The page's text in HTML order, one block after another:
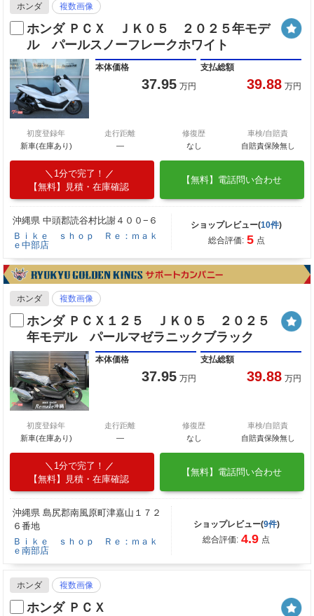
ホンダ 複数画像
ホンダ ＰＣＸ ＪＫ０５ ２０２５年モデ
ル パールスノーフレークホワイト
本体価格
37.95 万円
支払総額
39.88 万円
初度登録年
新車(在庫あり)
走行距離
―
修復歴
なし
車検/自賠責
自賠責保険無し
1分で完了！
【無料】見積・在庫確認
【無料】電話問い合わせ
沖縄県 中頭郡読谷村比謝４００−６
Ｂｉｋｅ ｓｈｏｐ Ｒｅ：ｍａｋ
ｅ中部店
ショップレビュー(10件)
総合評価: 5 点
ホンダ 複数画像
ホンダ ＰＣＸ１２５ ＪＫ０５ ２０２５
年モデル パールマゼラニックブラック
本体価格
37.95 万円
支払総額
39.88 万円
初度登録年
新車(在庫あり)
走行距離
―
修復歴
なし
車検/自賠責
自賠責保険無し
1分で完了！
【無料】見積・在庫確認
【無料】電話問い合わせ
沖縄県 島尻郡南風原町津嘉山１７２
６番地
Ｂｉｋｅ ｓｈｏｐ Ｒｅ：ｍａｋ
ｅ南部店
ショップレビュー(9件)
総合評価: 4.9 点
ホンダ 複数画像
ホンダ ＰＣＸ